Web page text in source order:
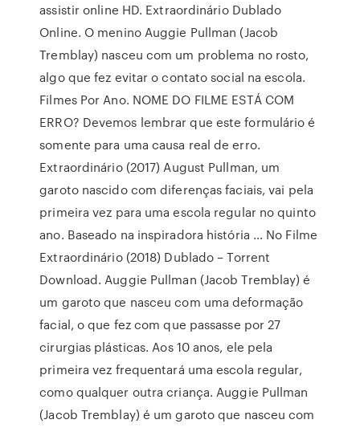
assistir online HD. Extraordinário Dublado
Online. O menino Auggie Pullman (Jacob
Tremblay) nasceu com um problema no rosto,
algo que fez evitar o contato social na escola.
Filmes Por Ano. NOME DO FILME ESTÁ COM
ERRO? Devemos lembrar que este formulário é
somente para uma causa real de erro.
Extraordinário (2017) August Pullman, um
garoto nascido com diferenças faciais, vai pela
primeira vez para uma escola regular no quinto
ano. Baseado na inspiradora história … No Filme
Extraordinário (2018) Dublado – Torrent
Download. Auggie Pullman (Jacob Tremblay) é
um garoto que nasceu com uma deformação
facial, o que fez com que passasse por 27
cirurgias plásticas. Aos 10 anos, ele pela
primeira vez frequentará uma escola regular,
como qualquer outra criança. Auggie Pullman
(Jacob Tremblay) é um garoto que nasceu com